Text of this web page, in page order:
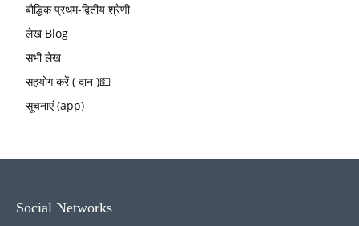
बौद्धिक प्रथम-द्वितीय श्रेणी
लेख Blog
सभी लेख
सहयोग करें ( दान )💵
सूचनाएं (app)
Social Networks